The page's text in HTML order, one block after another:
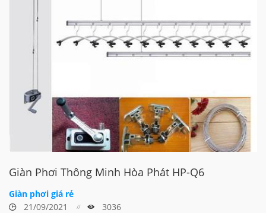
Giàn Phơi Thông Minh Hòa Phát HP-Q6
Giàn phơi giá rẻ
21/09/2021
3036